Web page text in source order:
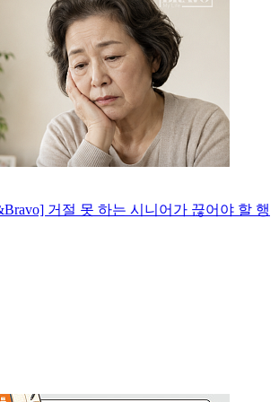
거절 못 하는 시니어가 끊어야 할 행